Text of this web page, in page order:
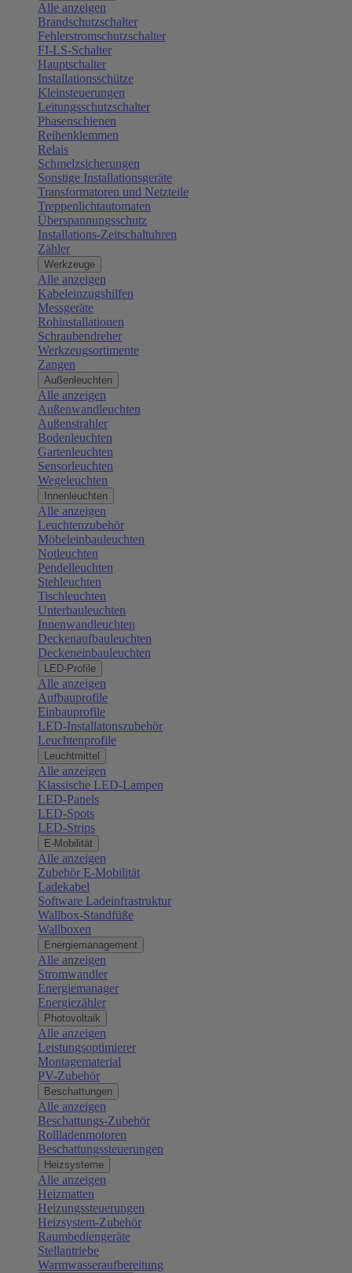
Alle anzeigen
Brandschutzschalter
Fehlerstromschutzschalter
FI-LS-Schalter
Hauptschalter
Installationsschütze
Kleinsteuerungen
Leitungsschutzschalter
Phasenschienen
Reihenklemmen
Relais
Schmelzsicherungen
Sonstige Installationsgeräte
Transformatoren und Netzteile
Treppenlichtautomaten
Überspannungsschutz
Installations-Zeitschaltuhren
Zähler
Werkzeuge
Alle anzeigen
Kabeleinzugshilfen
Messgeräte
Rohinstallationen
Schraubendreher
Werkzeugsortimente
Zangen
Außenleuchten
Alle anzeigen
Außenwandleuchten
Außenstrahler
Bodenleuchten
Gartenleuchten
Sensorleuchten
Wegeleuchten
Innenleuchten
Alle anzeigen
Leuchtenzubehör
Möbeleinbauleuchten
Notleuchten
Pendelleuchten
Stehleuchten
Tischleuchten
Unterbauleuchten
Innenwandleuchten
Deckenaufbauleuchten
Deckeneinbauleuchten
LED-Profile
Alle anzeigen
Aufbauprofile
Einbauprofile
LED-Installatonszubehör
Leuchtenprofile
Leuchtmittel
Alle anzeigen
Klassische LED-Lampen
LED-Panels
LED-Spots
LED-Strips
E-Mobilität
Alle anzeigen
Zubehör E-Mobilität
Ladekabel
Software Ladeinfrastruktur
Wallbox-Standfüße
Wallboxen
Energiemanagement
Alle anzeigen
Stromwandler
Energiemanager
Energiezähler
Photovoltaik
Alle anzeigen
Leistungsoptimierer
Montagematerial
PV-Zubehör
Beschattungen
Alle anzeigen
Beschattungs-Zubehör
Rollladenmotoren
Beschattungssteuerungen
Heizsysteme
Alle anzeigen
Heizmatten
Heizungssteuerungen
Heizsystem-Zubehör
Raumbediengeräte
Stellantriebe
Warmwasseraufbereitung